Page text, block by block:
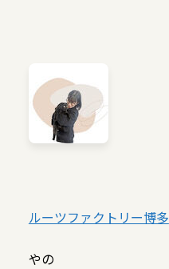
ルーツファクトリー博多
やの